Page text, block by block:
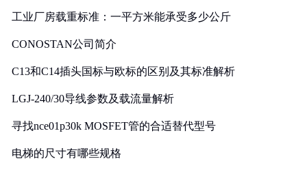
工业厂房载重标准：一平方米能承受多少公斤
CONOSTAN公司简介
C13和C14插头国标与欧标的区别及其标准解析
LGJ-240/30导线参数及载流量解析
寻找nce01p30k MOSFET管的合适替代型号
电梯的尺寸有哪些规格